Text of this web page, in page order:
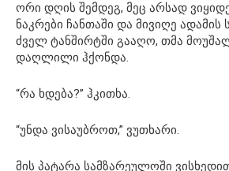
ორი დღის შემდეგ, მეც არსად
ნაკრები ჩანთაში და მივიღე ადამის
ძველ ტანშირტში გააღო, თმა
დაღლილი ჰქონდა.
“რა ხდება?” ჰკითხა.
“უნდა ვისაუბროთ,” ვუთხარი.
მის პატარა სამზარეულოში